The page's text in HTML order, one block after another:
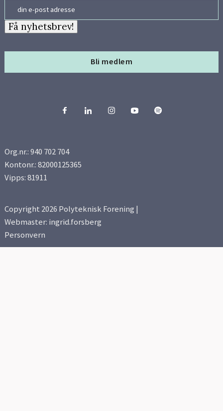
Bli medlem
Få nyhetsbrev!
Org.nr.: 940 702 704
Kontonr.: 82000125365
Vipps: 81911
Copyright 2026 Polyteknisk Forening |
Webmaster: ingrid.forsberg
Personvern